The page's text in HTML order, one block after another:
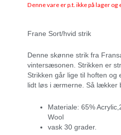
Denne vare er p.t. ikke på lager
Frane Sort/hvid strik
Denne skønne strik fra
vintersæsonen. Strikken er
Strikken går lige til hoften og
lidt løs i ærmerne. Så lækker
Materiale: 65%
Wool
vask 30 grader.